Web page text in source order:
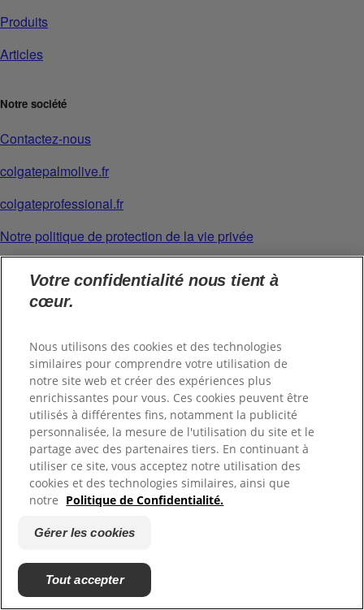
Produits
Articles
Notre société
Contactez-nous
colgatepalmolive.fr
colgateprofessional.fr
Notre politique de protection de la vie privée
Les dentifrices elmex® Sensitive Professional, elmex® Sensitive
elmex® Sensitive Répare et Prévient et le bain de bouche elmex® Sensitive
Professional sont des dispositifs médicaux de classe IIa, produits
réglementés qui portent, au titre de cette réglementation, le marquage CE.
Fabricant : Colgate-Palmolive. Lire attentivement les instructions figurant sur
l'emballage. Demandez conseils à votre dentiste.
Votre confidentialité nous tient à
cœur.
Nous utilisons des cookies et des technologies
similaires pour comprendre votre utilisation de
notre site web et créer des expériences plus
enrichissantes pour vous. Ces cookies peuvent être
utilisés à différentes fins, notamment la publicité
personnalisée, la mesure de l'utilisation du site et le
partage avec des partenaires tiers. En continuant à
utiliser ce site, vous acceptez notre utilisation des
cookies et des technologies similaires, ainsi que
notre Politique de Confidentialité.
Gérer les cookies
Tout accepter